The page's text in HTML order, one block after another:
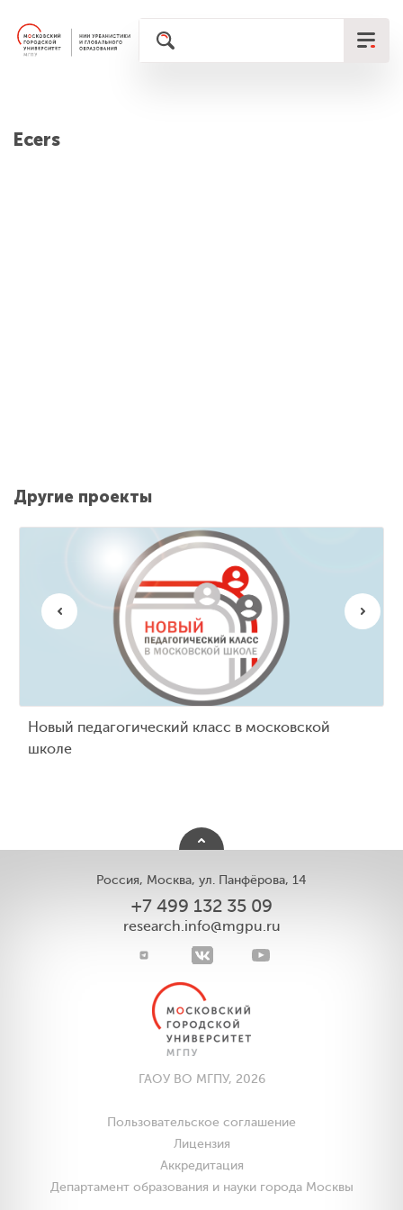
Ecers
Другие проекты
Новый педагогический класс в московской
школе
Цифровые навыки учителя
Университет для города
Школа образовательной урбанистики
Россия, Москва, ул. Панфёрова, 14
+7 499 132 35 09
research.info@mgpu.ru
ГАОУ ВО МГПУ, 2026
Пользовательское соглашение
Лицензия
Аккредитация
Департамент образования и науки города Москвы